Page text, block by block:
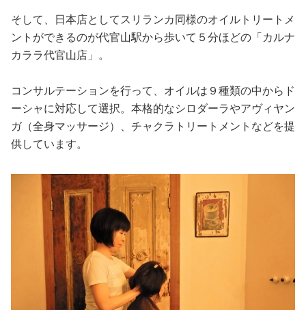
そして、日本店としてスリランカ同様のオイルトリートメ
ントができるのが代官山駅から歩いて５分ほどの「カルナ
カララ代官山店」。
コンサルテーションを行って、オイルは９種類の中からド
ーシャに対応して選択。本格的なシロダーラやアヴィヤン
ガ（全身マッサージ）、チャクラトリートメントなどを提
供しています。